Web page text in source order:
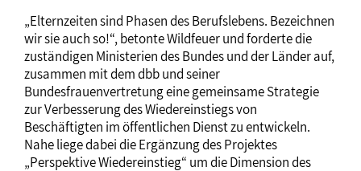
„Elternzeiten sind Phasen des Berufslebens. Bezeichnen
wir sie auch so!“, betonte Wildfeuer und forderte die
zuständigen Ministerien des Bundes und der Länder auf,
zusammen mit dem dbb und seiner
Bundesfrauenvertretung eine gemeinsame Strategie
zur Verbesserung des Wiedereinstiegs von
Beschäftigten im öffentlichen Dienst zu entwickeln.
Nahe liege dabei die Ergänzung des Projektes
„Perspektive Wiedereinstieg“ um die Dimension des